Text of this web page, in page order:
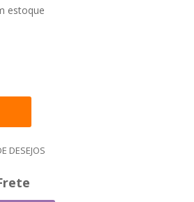
estoque
DESEJOS